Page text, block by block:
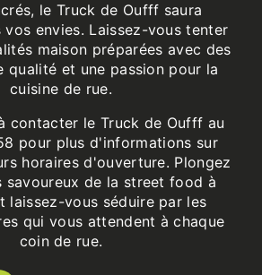
le Truck de Oufff saura
envies. Laissez-vous tenter
maison préparées avec des
qualité et une passion pour la
cuisine de rue.
contacter le Truck de Oufff au
pour plus d'informations sur
horaires d'ouverture. Plongez
savoureux de la street food à
laissez-vous séduire par les
qui vous attendent à chaque
coin de rue.